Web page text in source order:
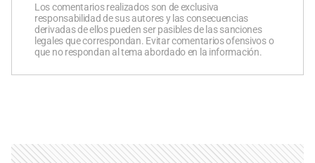
Los comentarios realizados son de exclusiva
responsabilidad de sus autores y las consecuencias
derivadas de ellos pueden ser pasibles de las sanciones
legales que correspondan. Evitar comentarios ofensivos o
que no respondan al tema abordado en la información.